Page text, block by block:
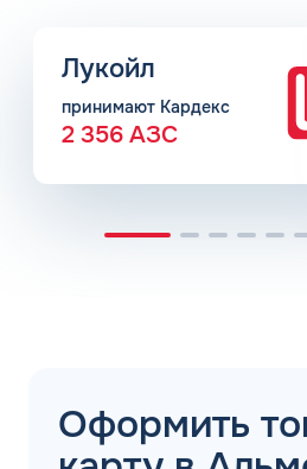
Лукойл
принимают Кардекс
2 356 АЗС
Оформить